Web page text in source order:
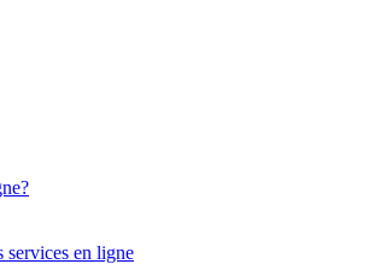
services en ligne